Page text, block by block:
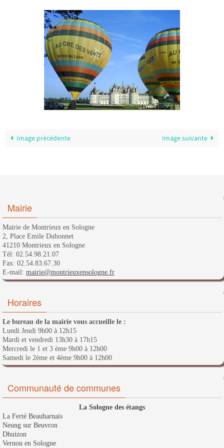
Image précédente Image suivante
Mairie
Mairie de Montrieux en Sologne
2, Place Emile Dubonnet
41210 Montrieux en Sologne
Tél: 02.54.98.21.07
Fax: 02.54.83.67.30
E-mail: mairie@montrieuxensologne.fr
Horaires
Le bureau de la mairie vous accueille le :
Lundi Jeudi 9h00 à 12h15
Mardi et vendredi 13h30 à 17h15
Mercredi le 1 et 3 ème 9h00 à 12h00
Samedi le 2ème et 4ème 9h00 à 12h00
Communauté de communes
La Sologne des étangs
La Ferté Beauharnais
Neung sur Beuvron
Dhuizon
Vernou en Sologne